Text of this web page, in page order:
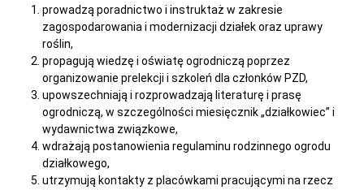
prowadzą poradnictwo i instruktaż w zakresie
zagospodarowania i modernizacji działek oraz uprawy
roślin,
propagują wiedzę i oświatę ogrodniczą poprzez
organizowanie prelekcji i szkoleń dla członków PZD,
upowszechniają i rozprowadzają literaturę i prasę
ogrodniczą, w szczególności miesięcznik „działkowiec” i
wydawnictwa związkowe,
wdrażają postanowienia regulaminu rodzinnego ogrodu
działkowego,
utrzymują kontakty z placówkami pracującymi na rzecz